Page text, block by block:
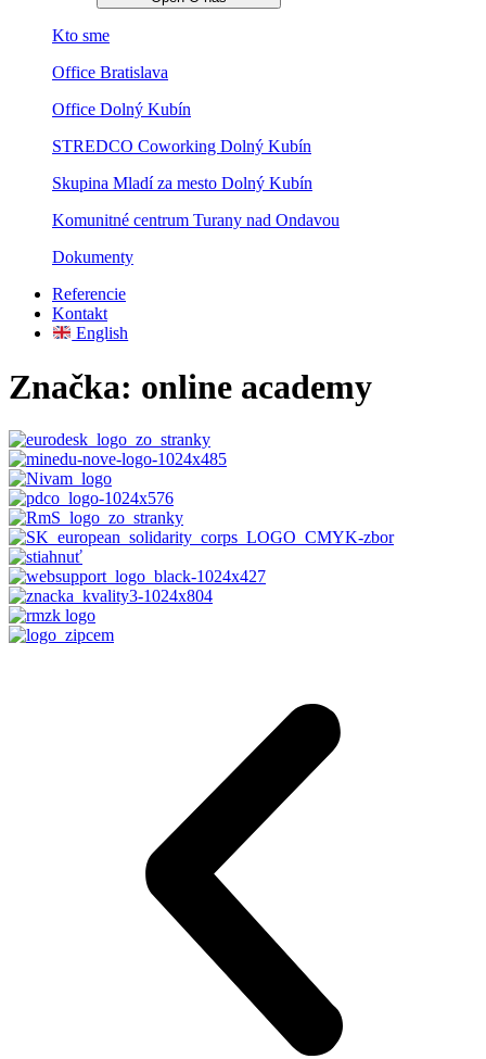
Kto sme
Office Bratislava
Office Dolný Kubín
STREDCO Coworking Dolný Kubín
Skupina Mladí za mesto Dolný Kubín
Komunitné centrum Turany nad Ondavou
Dokumenty
Referencie
Kontakt
English
Značka: online academy